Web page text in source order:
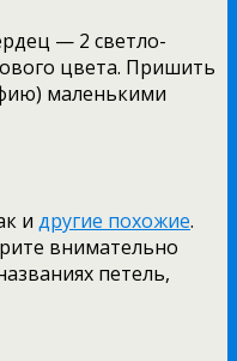
— 2 светло-
цвета. Пришить
маленькими
и другие похожие.
внимательно
петель,